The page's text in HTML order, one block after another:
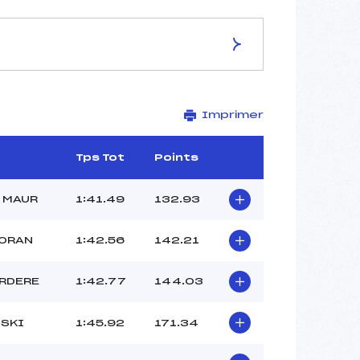
STADE
1540
2104/11/04
29
11H15
Imprimer
Tps Tot Points
1:41.49 132.93
1:42.56 142.21
1:42.77 144.03
SKI 1:45.92 171.34